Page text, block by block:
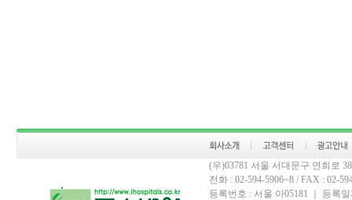
(우)03781 서울 서대문구 연희로
전화 : 02-594-5906~8 / FAX : 02-
등록번호 : 서울 아05181 ｜ 등록